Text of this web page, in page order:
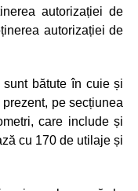
autorizației de
autorizației de
bătute în cuie și
pe secțiunea
care include și
cu 170 de utilaje și